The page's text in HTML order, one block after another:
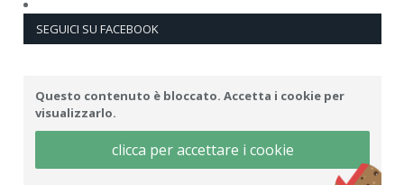
SEGUICI SU FACEBOOK
Questo contenuto è bloccato. Accetta i cookie per
visualizzarlo.
clicca per accettare i cookie